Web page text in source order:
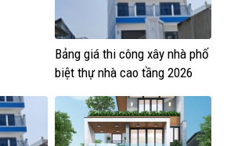
Bảng giá thi công xây nhà phố
biệt thự nhà cao tầng 2026